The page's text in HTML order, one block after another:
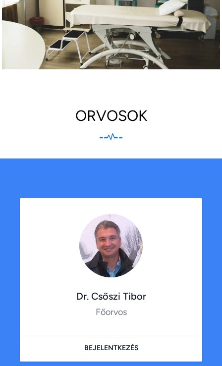
ORVOSOK
Dr. Csőszi Tibor
Főorvos
BEJELENTKEZÉS